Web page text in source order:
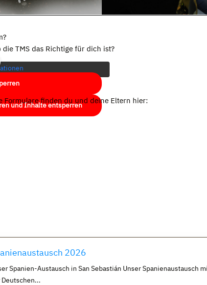
Sie auf die Schaltfläche unten.
Drittanbieter weitergegeben
und Inhalte entsperren
TMS das Richtige für dich ist?
Formulare finden du und deine Eltern hier:
2026
Spanien-Austausch in San Sebastián Unser Spanienaustausch